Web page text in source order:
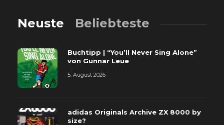
Neuste Beliebteste
Buchtipp | “You’ll Never Sing Alone”
von Gunnar Leue
5. August 2026
adidas Originals Archive ZX 8000 by
size?